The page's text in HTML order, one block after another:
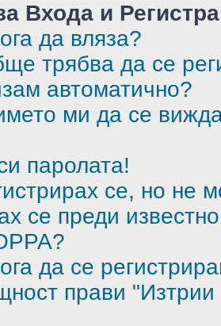
Входа и
да вляза?
трябва да се
автоматично?
ми да се
паролата!
се, но не
се преди
да се
прави "Изтрии